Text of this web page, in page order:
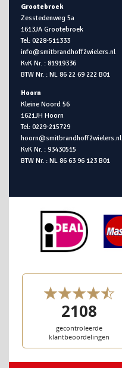
Grootebroek
Zesstedenweg 5a
1613JA Grootebroek
Tel: 0228-511333
info@smitbrandhoff2wielers.nl
KvK Nr. : 81919336
BTW Nr. : NL 86 22 69 222 B01
Hoorn
Kleine Noord 56
1621JH Hoorn
Tel: 0229-215729
hoorn@smitbrandhoff2wielers.nl
KvK Nr. : 93430515
BTW Nr. : NL 86 63 96 123 B01